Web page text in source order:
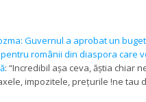
Guvernul a aprobat un
românii din diaspora care
: “Incredibil așa ceva, ăștia chiar
impozitele, prețurile !ne tau